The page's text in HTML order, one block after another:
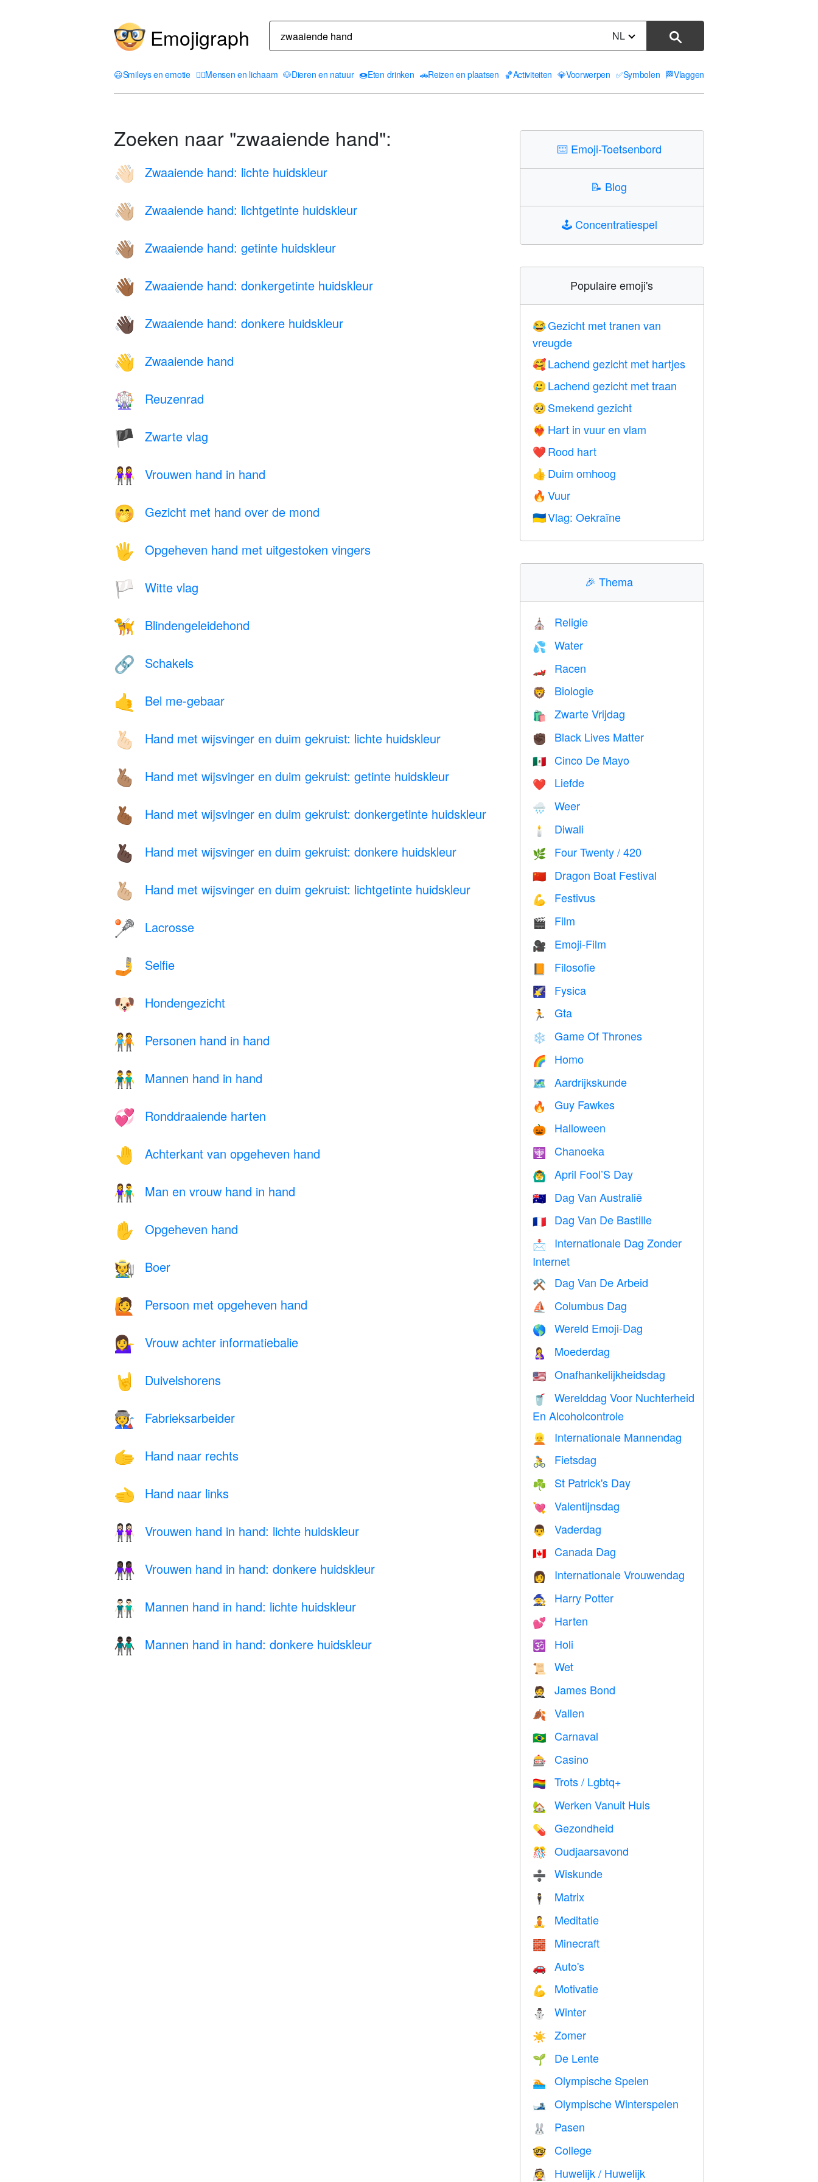
Emojigraph NL
😃Smileys en emotie 🤦‍♀️Mensen en lichaam 🐶Dieren en natuur 🍩Eten drinken 🚗Reizen en plaatsen 🏀Activiteiten 💎Voorwerpen ✅Symbolen 🏁Vlaggen
Zoeken naar "zwaaiende hand":
👋🏻 Zwaaiende hand: lichte huidskleur
👋🏼 Zwaaiende hand: lichtgetinte huidskleur
👋🏽 Zwaaiende hand: getinte huidskleur
👋🏾 Zwaaiende hand: donkergetinte huidskleur
👋🏿 Zwaaiende hand: donkere huidskleur
👋 Zwaaiende hand
🎡 Reuzenrad
🏴 Zwarte vlag
👭 Vrouwen hand in hand
🤭 Gezicht met hand over de mond
🖐️ Opgeheven hand met uitgestoken vingers
🏳️ Witte vlag
🦮 Blindengeleidehond
🔗 Schakels
🤙 Bel me-gebaar
🫰🏻 Hand met wijsvinger en duim gekruist: lichte huidskleur
🫰🏽 Hand met wijsvinger en duim gekruist: getinte huidskleur
🫰🏾 Hand met wijsvinger en duim gekruist: donkergetinte huidskleur
🫰🏿 Hand met wijsvinger en duim gekruist: donkere huidskleur
🫰🏼 Hand met wijsvinger en duim gekruist: lichtgetinte huidskleur
🥍 Lacrosse
🤳 Selfie
🐶 Hondengezicht
🧑‍🤝‍🧑 Personen hand in hand
👬 Mannen hand in hand
💞 Ronddraaiende harten
🤚 Achterkant van opgeheven hand
👫 Man en vrouw hand in hand
✋ Opgeheven hand
🧑‍🌾 Boer
🙋 Persoon met opgeheven hand
💁‍♀️ Vrouw achter informatiebalie
🤘 Duivelshorens
🧑‍🏭 Fabrieksarbeider
🫱 Hand naar rechts
🫲 Hand naar links
👭🏻 Vrouwen hand in hand: lichte huidskleur
👭🏿 Vrouwen hand in hand: donkere huidskleur
👬🏻 Mannen hand in hand: lichte huidskleur
👬🏿 Mannen hand in hand: donkere huidskleur
⌨️ Emoji-Toetsenbord
📝 Blog
🕹️Concentratiespel
Populaire emoji's
😂Gezicht met tranen van
vreugde
🥰 Lachend gezicht met hartjes
🥲 Lachend gezicht met traan
🥺 Smekend gezicht
❤️‍🔥 Hart in vuur en vlam
❤️ Rood hart
👍 Duim omhoog
🔥 Vuur
🇺🇦Vlag: Oekraïne
🎉Thema
⛪️ Religie
💦 Water
🏎 Racen
🦁 Biologie
🛍 Zwarte Vrijdag
✊🏿 Black Lives Matter
🇲🇽 Cinco De Mayo
❤️️ Liefde
🌧 Weer
🕯 Diwali
🌿 Four Twenty / 420
🇨🇳 Dragon Boat Festival
💪 Festivus
🎬 Film
🎥 Emoji-Film
📙 Filosofie
🌠 Fysica
🏃 Gta
❄️ Game Of Thrones
🌈 Homo
🗺 Aardrijkskunde
🔥 Guy Fawkes
🎃 Halloween
🕎 Chanoeka
🙆‍♂️ April Fool’S Day
🇦🇺 Dag Van Australië
🇫🇷 Dag Van De Bastille
📩
Internationale Dag Zonder
Internet
⚒️ Dag Van De Arbeid
⛵️ Columbus Dag
🌎 Wereld Emoji-Dag
🤱 Moederdag
🇺🇸 Onafhankelijkheidsdag
🥤
Werelddag Voor Nuchterheid
En Alcoholcontrole
👱 Internationale Mannendag
🚴 Fietsdag
☘️ St Patrick's Day
💘 Valentijnsdag
👨 Vaderdag
🇨🇦 Canada Dag
👩 Internationale Vrouwendag
🧙 Harry Potter
💕 Harten
🕉 Holi
📜 Wet
🤵 James Bond
🍂 Vallen
🇧🇷 Carnaval
🎰 Casino
🏳️‍🌈 Trots / Lgbtq+
🏡 Werken Vanuit Huis
💊 Gezondheid
🎊 Oudjaarsavond
➗ Wiskunde
🕴️ Matrix
🧘 Meditatie
🧱 Minecraft
🚗 Auto's
💪 Motivatie
⛄ Winter
☀️ Zomer
🌱 De Lente
🏊 Olympische Spelen
🎿 Olympische Winterspelen
🐰 Pasen
🤓 College
👰 Huwelijk / Huwelijk